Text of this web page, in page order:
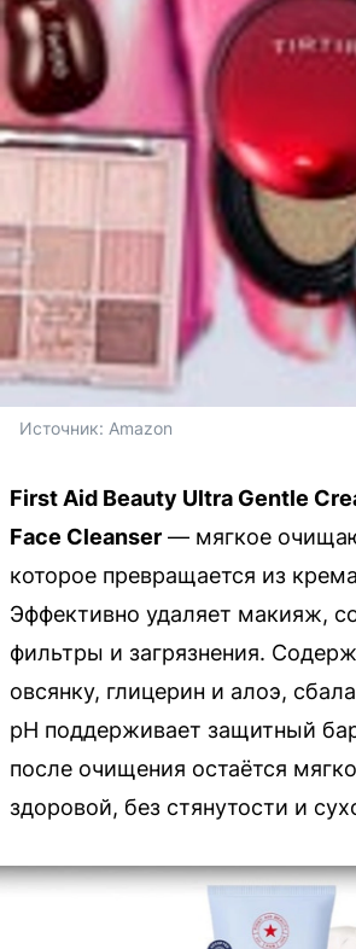
Источник: Amazon
First Aid Beauty Ultra Gentle
Face Cleanser — мягкое
которое превращается из
Эффективно удаляет макияж,
фильтры и загрязнения.
овсянку, глицерин и алоэ,
pH поддерживает защитный
после очищения остаётся
здоровой, без стянутости и